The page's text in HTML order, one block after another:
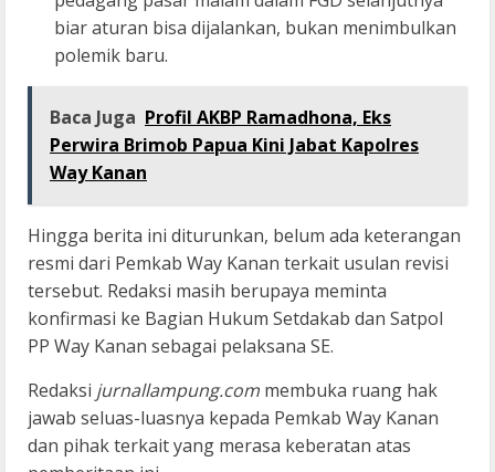
biar aturan bisa dijalankan, bukan menimbulkan
polemik baru.
Baca Juga Profil AKBP Ramadhona, Eks
Perwira Brimob Papua Kini Jabat Kapolres
Way Kanan
Hingga berita ini diturunkan, belum ada keterangan
resmi dari Pemkab Way Kanan terkait usulan revisi
tersebut. Redaksi masih berupaya meminta
konfirmasi ke Bagian Hukum Setdakab dan Satpol
PP Way Kanan sebagai pelaksana SE.
Redaksi jurnallampung.com membuka ruang hak
jawab seluas-luasnya kepada Pemkab Way Kanan
dan pihak terkait yang merasa keberatan atas